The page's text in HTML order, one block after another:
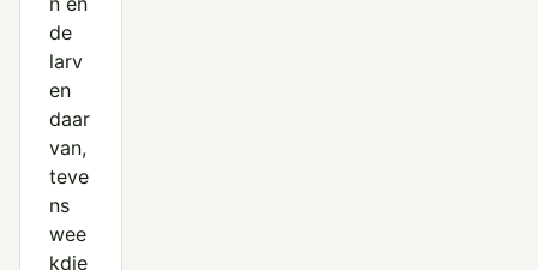
de
larv
en
daar
van,
teve
ns
wee
kdie